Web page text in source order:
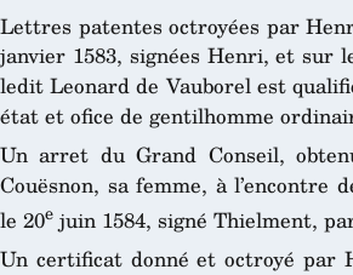
Lettres patentes octroyées par
janvier 1583, signées Henri, et sur
ledit Leonard de Vauborel est
état et ofice de gentilhomme
Un arret du Grand Conseil,
Couësnon, sa femme, à l’encontre
le 20e juin 1584, signé Thielment,
Un certificat donné et octroyé par